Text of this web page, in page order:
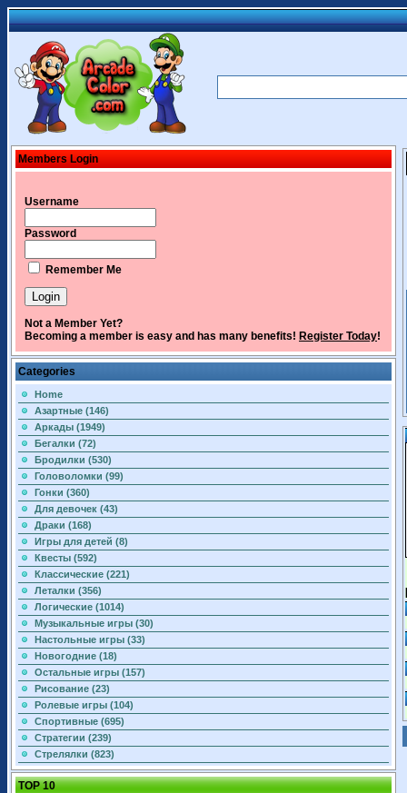
Members Login
Username
Password
Remember Me
Not a Member Yet?
Becoming a member is easy and has many benefits! Register Today!
Categories
Home
Азартные (146)
Аркады (1949)
Бегалки (72)
Бродилки (530)
Головоломки (99)
Гонки (360)
Для девочек (43)
Драки (168)
Игры для детей (8)
Квесты (592)
Классические (221)
Леталки (356)
Логические (1014)
Музыкальные игры (30)
Настольные игры (33)
Новогодние (18)
Остальные игры (157)
Рисование (23)
Ролевые игры (104)
Спортивные (695)
Стратегии (239)
Стрелялки (823)
TOP 10